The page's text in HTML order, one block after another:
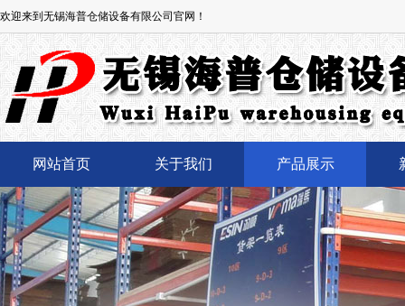
欢迎来到无锡海普仓储设备有限公司官网！
网站首页 关于我们 产品展示